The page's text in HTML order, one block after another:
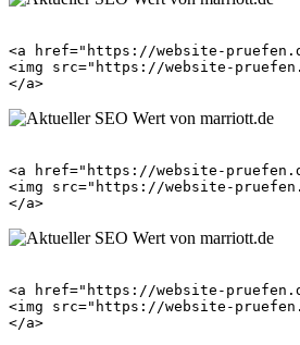
<a href="https://website-
<img src="https://website-
<a href="https://website-
<img src="https://website-
<a href="https://website-
<img src="https://website-